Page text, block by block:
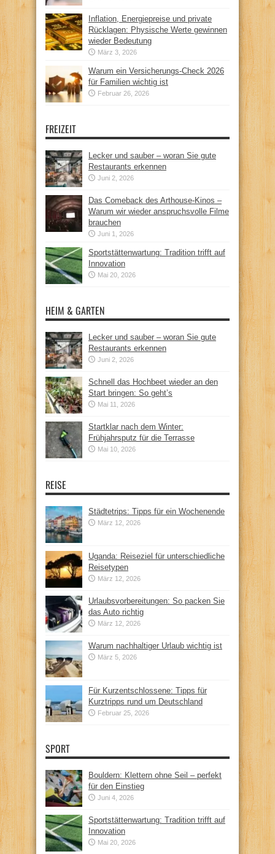
Inflation, Energiepreise und private
Rücklagen: Physische Werte gewinnen
wieder Bedeutung
März 3, 2026
Warum ein Versicherungs-Check 2026
für Familien wichtig ist
Februar 26, 2026
FREIZEIT
Lecker und sauber – woran Sie gute
Restaurants erkennen
Juni 2, 2026
Das Comeback des Arthouse-Kinos –
Warum wir wieder anspruchsvolle Filme
brauchen
Juni 1, 2026
Sportstättenwartung: Tradition trifft auf
Innovation
Mai 20, 2026
HEIM & GARTEN
Lecker und sauber – woran Sie gute
Restaurants erkennen
Juni 2, 2026
Schnell das Hochbeet wieder an den
Start bringen: So geht’s
Mai 11, 2026
Startklar nach dem Winter:
Frühjahrsputz für die Terrasse
Mai 10, 2026
REISE
Städtetrips: Tipps für ein Wochenende
März 12, 2026
Uganda: Reiseziel für unterschiedliche
Reisetypen
März 12, 2026
Urlaubsvorbereitungen: So packen Sie
das Auto richtig
März 12, 2026
Warum nachhaltiger Urlaub wichtig ist
März 5, 2026
Für Kurzentschlossene: Tipps für
Kurztripps rund um Deutschland
Februar 25, 2026
SPORT
Bouldern: Klettern ohne Seil – perfekt
für den Einstieg
Juni 4, 2026
Sportstättenwartung: Tradition trifft auf
Innovation
Mai 20, 2026